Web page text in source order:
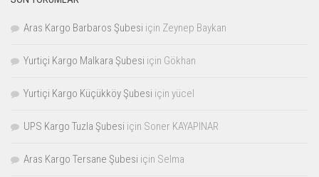
Aras Kargo Barbaros Şubesi için Zeynep Baykan
Yurtiçi Kargo Malkara Şubesi için Gökhan
Yurtiçi Kargo Küçükköy Şubesi için yücel
UPS Kargo Tuzla Şubesi için Soner KAYAPINAR
Aras Kargo Tersane Şubesi için Selma